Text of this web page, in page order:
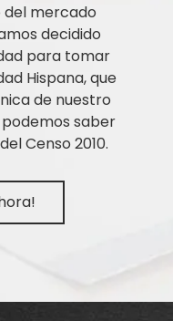
mercado
decidido
para tomar
Hispana, que
de nuestro
saber
Censo 2010.